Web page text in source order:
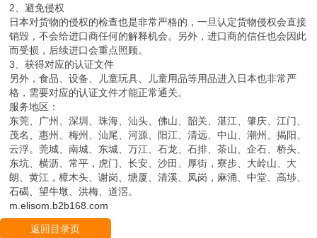
2、避免侵权
日本对货物的侵权的检查也是非常严格的，一旦认定货物侵权会直接
销毁，不会给进口商任何的解释机会。另外，进口商的信任也会因此
而受损，后续进口会重点照顾。
3、获得对应的认证文件
另外，食品、设备、儿童玩具、儿童用品等用品进入日本也非常严
格，需要对应的认证文件才能正常通关。
服务地区：
东莞、广州、深圳、珠海、汕头、佛山、韶关、湛江、肇庆、江门、
茂名、惠州、梅州、汕尾、河源、阳江、清远、中山、潮州、揭阳、
云浮。莞城、南城、东城、万江、石龙、石排、茶山、企石、桥头、
东坑、横沥、常平，虎门、长安、沙田、厚街，寮步、大岭山、大
朗、黄江，樟木头、谢岗、塘厦、清溪、凤岗，麻涌、中堂、高埗、
石碣、望牛墩、洪梅、道滘。
m.elisom.b2b168.com
返回目录页